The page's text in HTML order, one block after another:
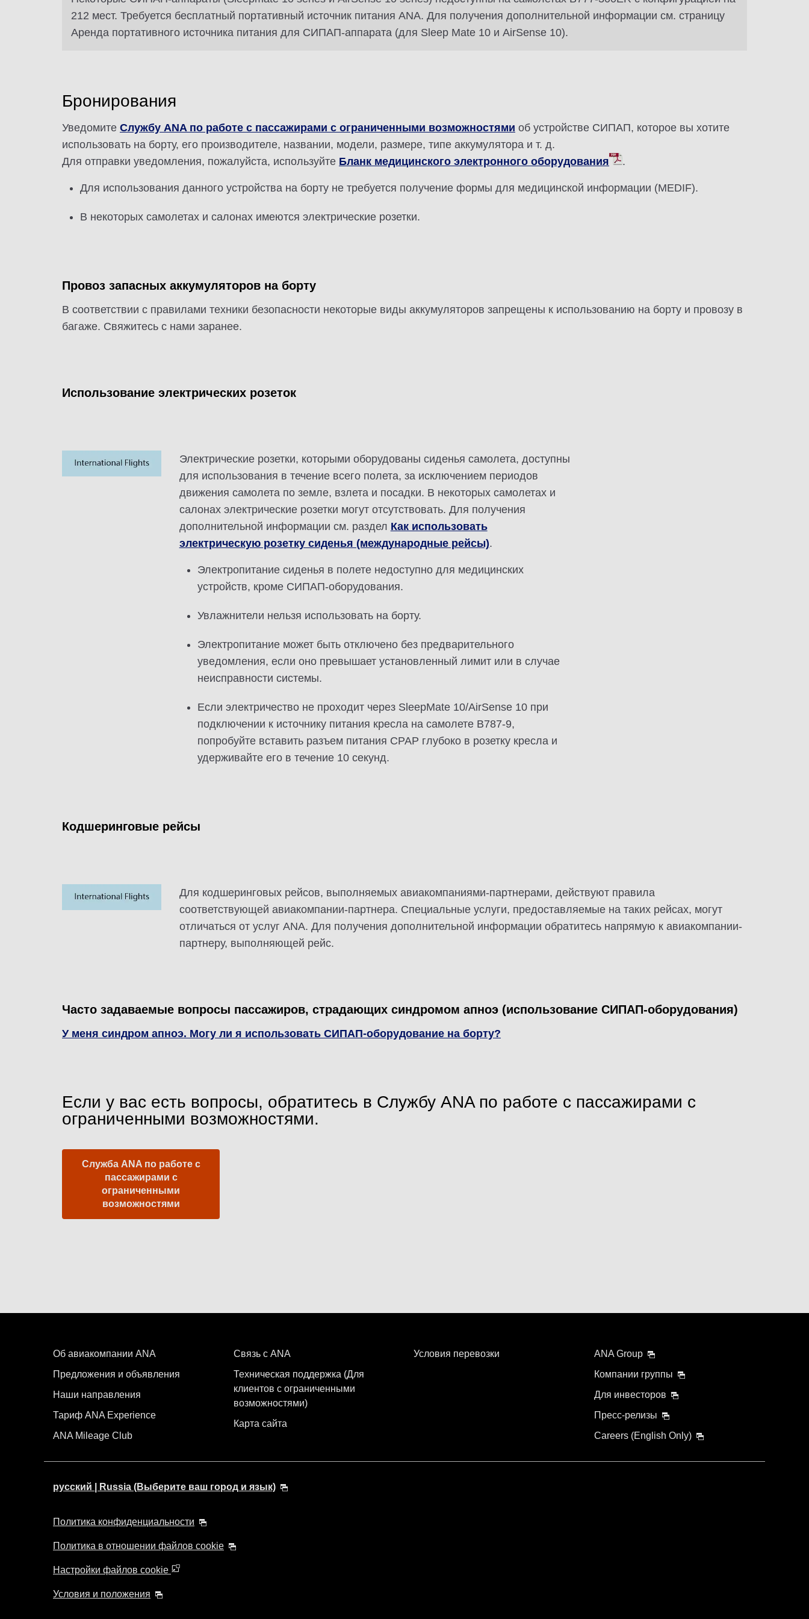
212 мест. Требуется бесплатный портативный источник питания ANA. Для получения дополнительной информации см. страницу
Аренда портативного источника питания для СИПАП-аппарата (для Sleep Mate 10 и AirSense 10).
Бронирования
Уведомите Службу ANA по работе с пассажирами с ограниченными возможностями об устройстве СИПАП, которое вы хотите
использовать на борту, его производителе, названии, модели, размере, типе аккумулятора и т. д.
Для отправки уведомления, пожалуйста, используйте Бланк медицинского электронного оборудования .
Для использования данного устройства на борту не требуется получение формы для медицинской информации (MEDIF).
В некоторых самолетах и салонах имеются электрические розетки.
Провоз запасных аккумуляторов на борту
В соответствии с правилами техники безопасности некоторые виды аккумуляторов запрещены к использованию на борту и провозу в
багаже. Свяжитесь с нами заранее.
Использование электрических розеток
Электрические розетки, которыми оборудованы сиденья самолета, доступны
для использования в течение всего полета, за исключением периодов
движения самолета по земле, взлета и посадки. В некоторых самолетах и
салонах электрические розетки могут отсутствовать. Для получения
дополнительной информации см. раздел Как использовать
электрическую розетку сиденья (международные рейсы).
Электропитание сиденья в полете недоступно для медицинских
устройств, кроме СИПАП-оборудования.
Увлажнители нельзя использовать на борту.
Электропитание может быть отключено без предварительного
уведомления, если оно превышает установленный лимит или в случае
неисправности системы.
Если электричество не проходит через SleepMate 10/AirSense 10 при
подключении к источнику питания кресла на самолете B787-9,
попробуйте вставить разъем питания CPAP глубоко в розетку кресла и
удерживайте его в течение 10 секунд.
Кодшеринговые рейсы
Для кодшеринговых рейсов, выполняемых авиакомпаниями-партнерами, действуют правила
соответствующей авиакомпании-партнера. Специальные услуги, предоставляемые на таких рейсах, могут
отличаться от услуг ANA. Для получения дополнительной информации обратитесь напрямую к авиакомпании-
партнеру, выполняющей рейс.
Часто задаваемые вопросы пассажиров, страдающих синдромом апноэ (использование СИПАП-оборудования)
У меня синдром апноэ. Могу ли я использовать СИПАП-оборудование на борту?
Если у вас есть вопросы, обратитесь в Службу ANA по работе с пассажирами с
ограниченными возможностями.
Служба ANA по работе с
пассажирами с
ограниченными
возможностями
Об авиакомпании ANA
Предложения и объявления
Наши направления
Тариф ANA Experience
ANA Mileage Club
Связь с ANA
Техническая поддержка (Для
клиентов с ограниченными
возможностями)
Карта сайта
Условия перевозки
ANA Group
Компании группы
Для инвесторов
Пресс-релизы
Careers (English Only)
русский | Russia (Выберите ваш город и язык)
Политика конфиденциальности
Политика в отношении файлов cookie
Настройки файлов cookie
Условия и положения